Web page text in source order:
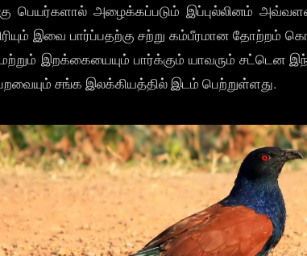
பெயர்களால் அழைக்கப்படும் இப்புல்லினம்
இவை பார்ப்பதற்கு சற்று கம்பீரமான
மற்றும் இறக்கையையும் பார்க்கும் யாவரும்
சங்க இலக்கியத்தில் இடம் பெற்றுள்ளது.